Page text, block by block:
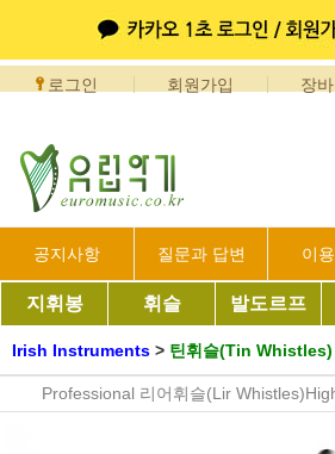
로그인 회원가입 장
공지사항 질문과 답변 이
지휘봉 휘슬 발도르프
Irish Instruments > 틴휘슬(Tin Whistles)
Professional 리어휘슬(Lir